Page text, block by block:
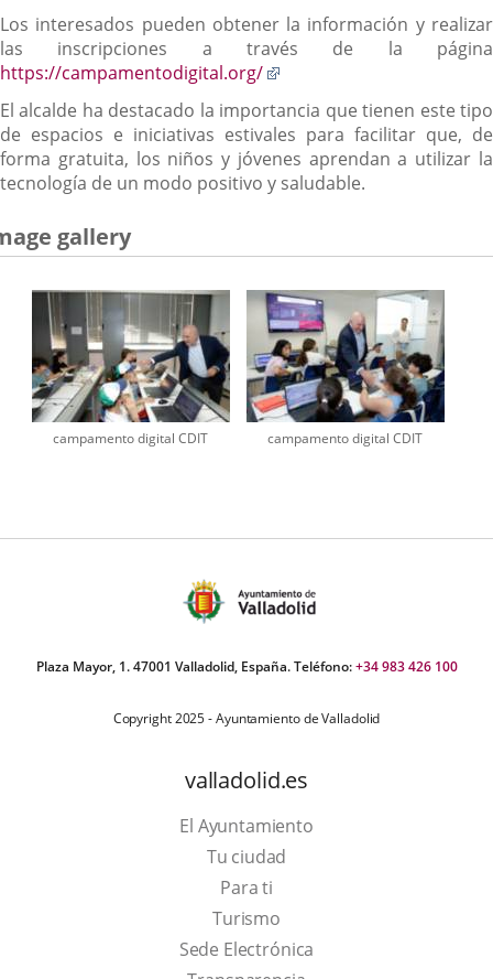
Los interesados pueden obtener la información y realizar
las inscripciones a través de la página
https://campamentodigital.org/
una
aplicación
externa.
El alcalde ha destacado la importancia que tienen este tipo
de espacios e iniciativas estivales para facilitar que, de
forma gratuita, los niños y jóvenes aprendan a utilizar la
tecnología de un modo positivo y saludable.
gallery
campamento digital CDIT campamento digital CDIT
Plaza Mayor, 1. 47001 Valladolid, España. Teléfono:+34 983 426 100
Copyright 2025 - Ayuntamiento de Valladolid
valladolid.es
El Ayuntamiento
Tu ciudad
Para ti
TurismoThis
link
Sede Electrónica